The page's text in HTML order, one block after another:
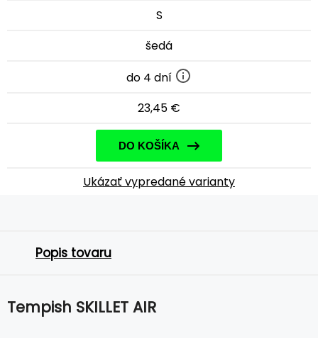
S
šedá
do 4 dní
23,45 €
DO KOŠÍKA
Ukázať vypredané varianty
Popis tovaru
Tempish SKILLET AIR